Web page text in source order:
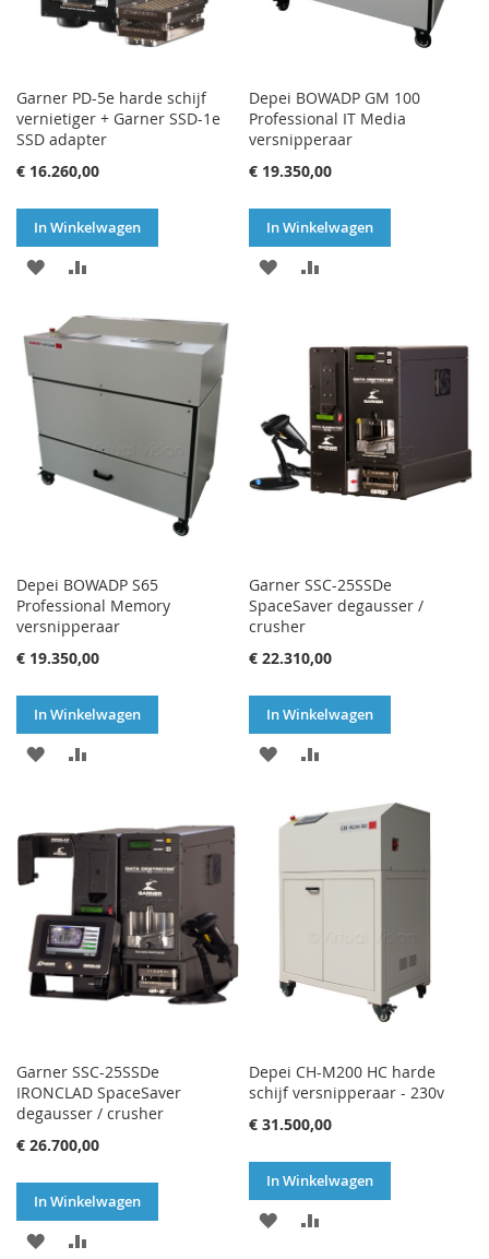
Garner PD-5e harde schijf
vernietiger + Garner SSD-1e
SSD adapter
€ 16.260,00
In Winkelwagen
VOEG
AAN
VERLANGLIJST
TE
VERGELIJKEN
Depei BOWADP GM 100
Professional IT Media
versnipperaar
€ 19.350,00
In Winkelwagen
VOEG
VERLANGLIJST
TE
VERGELIJKEN
Depei BOWADP S65
Professional Memory
versnipperaar
€ 19.350,00
In Winkelwagen
VOEG
AAN
VERLANGLIJST
TE
VERGELIJKEN
Garner SSC-25SSDe
SpaceSaver degausser /
crusher
€ 22.310,00
In Winkelwagen
VOEG
AAN
VERLANGLIJST
VERGELIJKEN
Garner SSC-25SSDe
IRONCLAD SpaceSaver
degausser / crusher
€ 26.700,00
In Winkelwagen
VOEG
Depei CH-M200 HC harde
schijf versnipperaar - 230v
€ 31.500,00
In Winkelwagen
VOEG